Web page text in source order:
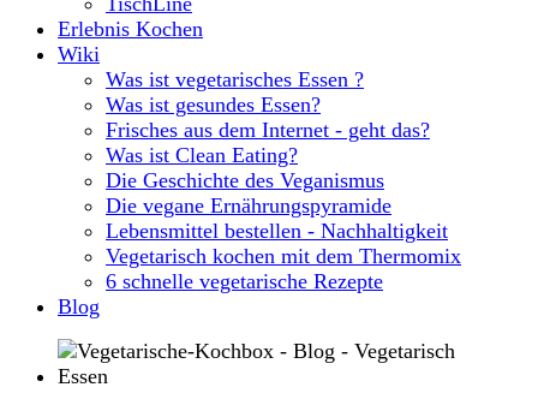
Erlebnis Kochen
Wiki
Was ist vegetarisches Essen ?
Was ist gesundes Essen?
Frisches aus dem Internet - geht das?
Was ist Clean Eating?
Die Geschichte des Veganismus
Die vegane Ernährungspyramide
Lebensmittel bestellen - Nachhaltigkeit
Vegetarisch kochen mit dem Thermomix
6 schnelle vegetarische Rezepte
Blog